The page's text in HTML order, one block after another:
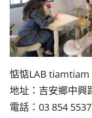
惦惦LAB tiamtiam
地址：吉安鄉中興
電話：03 854 5537